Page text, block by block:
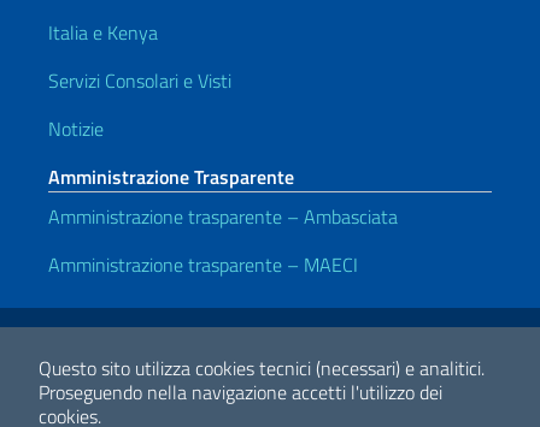
Questo sito utilizza cookies tecnici (necessari) e analitici.
Proseguendo nella navigazione accetti l'utilizzo dei
cookies.
Italia e Kenya
Servizi Consolari e Visti
Notizie
Amministrazione Trasparente
Amministrazione trasparente – Ambasciata
Amministrazione trasparente – MAECI
Link Utili